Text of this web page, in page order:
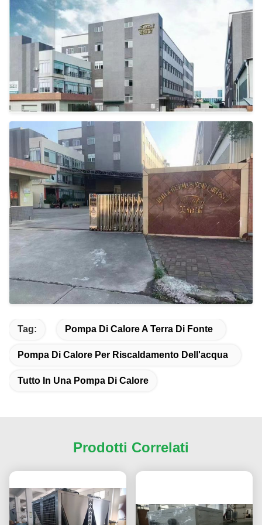
Tag: Pompa Di Calore A Terra Di Fonte
Pompa Di Calore Per Riscaldamento Dell'acqua
Tutto In Una Pompa Di Calore
Prodotti Correlati